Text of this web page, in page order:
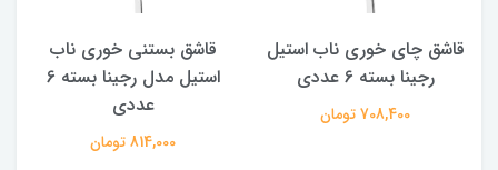
قاشق چای خوری ناب استیل
رجینا بسته 6 عددی
708,400 تومان
قاشق بستنی خوری ناب
استیل مدل رجینا بسته 6
عددی
814,000 تومان